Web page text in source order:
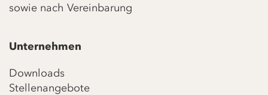
sowie nach Vereinbarung
Unternehmen
Downloads
Stellenangebote